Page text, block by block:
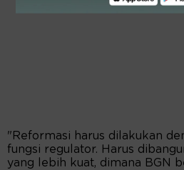
"Reformasi harus dilakukan
fungsi regulator. Harus
yang lebih kuat, dimana BGN